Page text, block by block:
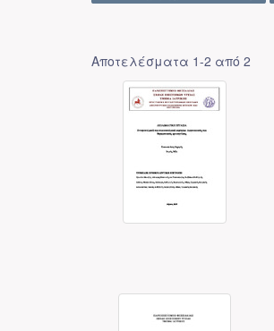
Αποτελέσματα 1-2 από 2